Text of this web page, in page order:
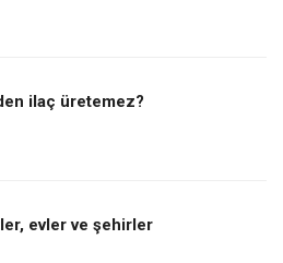
ilaç üretemez?
evler ve şehirler